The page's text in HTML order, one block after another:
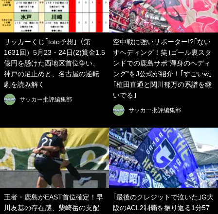
サッカーくじ｢toto予想｣（第
1631回）5月23・24日(2)賞金1.5
億円を懸けた西地区首位争い、
神戸の足止めと、名古屋の逆転
劇を読み解く
サッカー批評編集部
空中戦に強いサポーター!?｢ない
すヘディング！笑｣ゴール裏スタ
ンドでの鹿島サポ“渾身のヘディ
ング”をJ公式が紹介！｢すごいw｣
｢植田直通と関川郁万の系譜を継
いでる｣
サッカー批評編集部
王者・鹿島がEAST首位確定！早
川友基の存在感、柴崎岳の支配
｢最後のクレジットで泣いた｣G大
阪のACL2制覇を振り返る1分57